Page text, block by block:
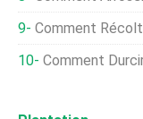
Comment
Comment